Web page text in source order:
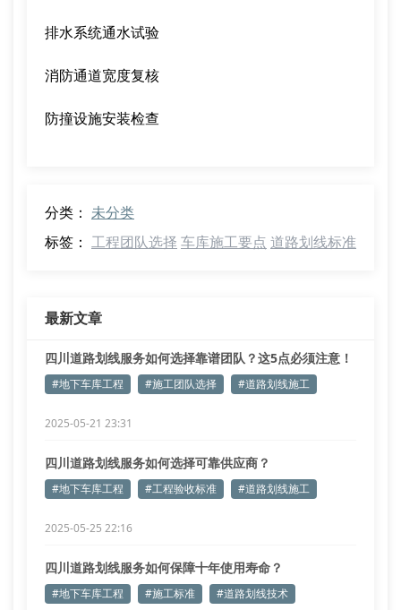
排水系统通水试验
消防通道宽度复核
防撞设施安装检查
分类： 未分类
标签： 工程团队选择 车库施工要点 道路划线标准
最新文章
四川道路划线服务如何选择靠谱团队？这5点必须注意！
#地下车库工程 #施工团队选择 #道路划线施工
2025-05-21 23:31
四川道路划线服务如何选择可靠供应商？
#地下车库工程 #工程验收标准 #道路划线施工
2025-05-25 22:16
四川道路划线服务如何保障十年使用寿命？
#地下车库工程 #施工标准 #道路划线技术